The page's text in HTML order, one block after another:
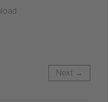
Next →